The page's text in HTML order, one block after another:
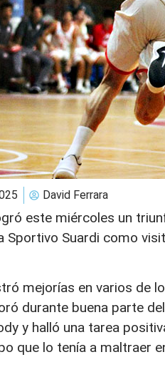
David Ferrara
este miércoles un
Sportivo Suardi como
mejorías en varios de
durante buena parte
y halló una tarea
que lo tenía a maltraer